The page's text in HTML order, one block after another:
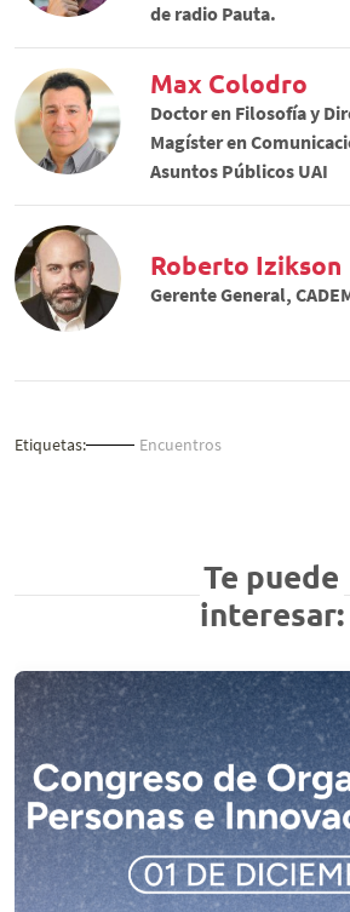
de radio Pauta.
Max Colodro
Doctor en Filosofía y
Magíster en
Asuntos Públicos UAI
Roberto Izikson
Gerente General,
Etiquetas: Encuentros
Te puede
interesar: